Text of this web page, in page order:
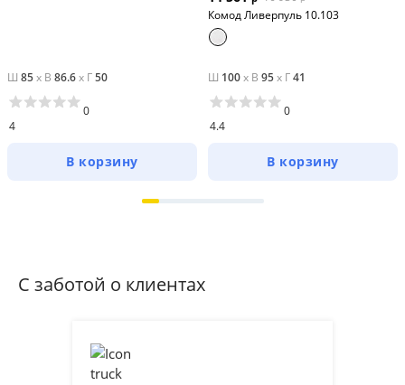
Ш 85x В 86.6x Г50
4
0
В корзину
Комод Ливерпуль 10.103
Ш 100x В 95x Г41
4.4
0
В корзину
С заботой о клиентах